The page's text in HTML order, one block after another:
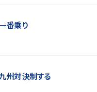
番乗り
州対決制する